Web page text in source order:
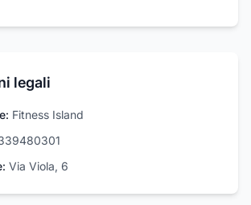
legali
Fitness Island
Via Viola, 6